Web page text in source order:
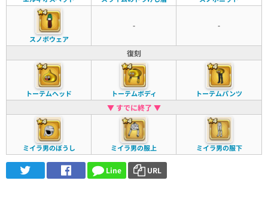
スノボウェア
- -
復刻
トーテムヘッド トーテムボディ トーテムパンツ
▼ すでに終了 ▼
ミイラ男のぼうし ミイラ男の服上 ミイラ男の服下
Line URL